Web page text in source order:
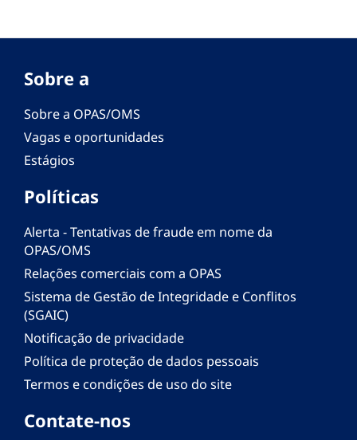
Sobre a
Sobre a OPAS/OMS
Vagas e oportunidades
Estágios
Políticas
Alerta - Tentativas de fraude em nome da
OPAS/OMS
Relações comerciais com a OPAS
Sistema de Gestão de Integridade e Conflitos
(SGAIC)
Notificação de privacidade
Política de proteção de dados pessoais
Termos e condições de uso do site
Contate-nos